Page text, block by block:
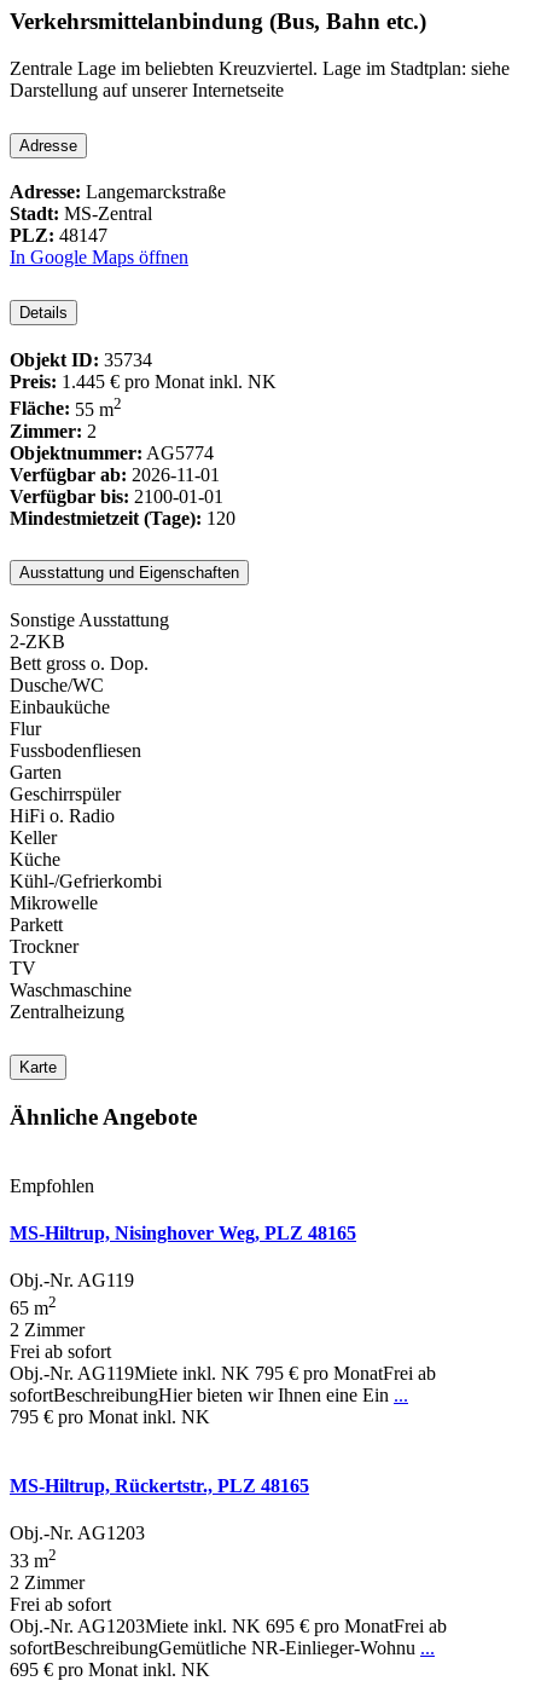
Verkehrsmittelanbindung (Bus, Bahn etc.)
Zentrale Lage im beliebten Kreuzviertel. Lage im Stadtplan: siehe
Darstellung auf unserer Internetseite
Adresse
Adresse: Langemarckstraße
Stadt: MS-Zentral
PLZ: 48147
In Google Maps öffnen
Details
Objekt ID: 35734
Preis: 1.445 € pro Monat inkl. NK
Fläche: 55 m2
Zimmer: 2
Objektnummer: AG5774
Verfügbar ab: 2026-11-01
Verfügbar bis: 2100-01-01
Mindestmietzeit (Tage): 120
Ausstattung und Eigenschaften
Sonstige Ausstattung
2-ZKB
Bett gross o. Dop.
Dusche/WC
Einbauküche
Flur
Fussbodenfliesen
Garten
Geschirrspüler
HiFi o. Radio
Keller
Küche
Kühl-/Gefrierkombi
Mikrowelle
Parkett
Trockner
TV
Waschmaschine
Zentralheizung
Karte
Ähnliche Angebote
Empfohlen
MS-Hiltrup, Nisinghover Weg, PLZ 48165
Obj.-Nr. AG119
65 m2
2 Zimmer
Frei ab sofort
Obj.-Nr. AG119Miete inkl. NK 795 € pro MonatFrei ab
sofortBeschreibungHier bieten wir Ihnen eine Ein ...
795 € pro Monat inkl. NK
MS-Hiltrup, Rückertstr., PLZ 48165
Obj.-Nr. AG1203
33 m2
2 Zimmer
Frei ab sofort
Obj.-Nr. AG1203Miete inkl. NK 695 € pro MonatFrei ab
sofortBeschreibungGemütliche NR-Einlieger-Wohnu ...
695 € pro Monat inkl. NK